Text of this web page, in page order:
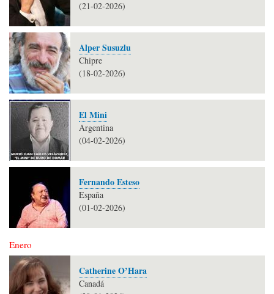
(21-02-2026)
Alper Susuzlu
Chipre
(18-02-2026)
El Mini
Argentina
(04-02-2026)
Fernando Esteso
España
(01-02-2026)
Enero
Catherine O’Hara
Canadá